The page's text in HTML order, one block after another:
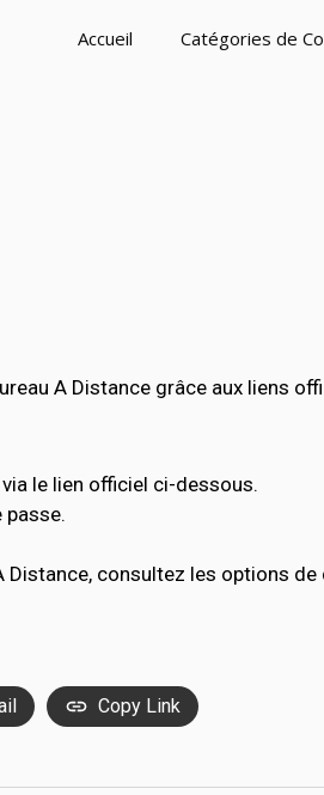
Accueil Catégories de
A Distance grâce aux liens
le lien officiel ci-dessous.
passe.
Distance, consultez les options
Copy Link